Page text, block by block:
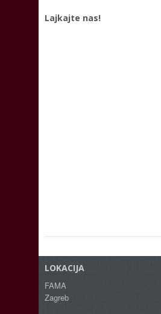
Lajkajte nas!
LOKACIJA
FAMA
Zagreb